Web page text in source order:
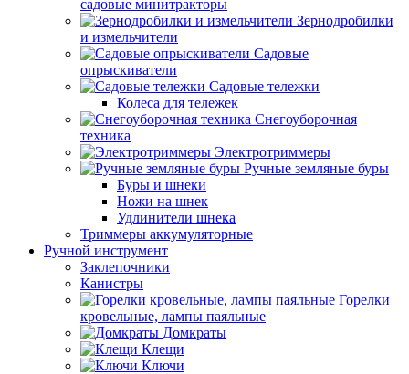
садовые минитракторы
Зернодробилки
и измельчители
Садовые
опрыскиватели
Садовые тележки
Колеса для тележек
Снегоуборочная
техника
Электротриммеры
Ручные земляные буры
Буры и шнеки
Ножи на шнек
Удлинители шнека
Триммеры аккумуляторные
Ручной инструмент
Заклепочники
Канистры
Горелки
кровельные, лампы паяльные
Домкраты
Клещи
Ключи